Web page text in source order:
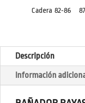
Cadera 82-86
Descripción
Información